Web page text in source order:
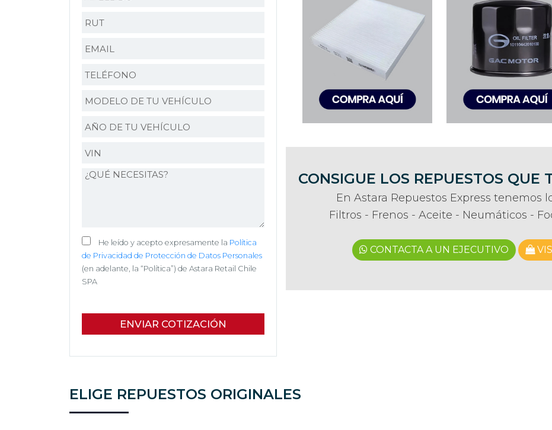
He leído y acepto expresamente la Política
de Privacidad de Protección de Datos Personales
(en adelante, la “Política”) de Astara Retail Chile
SPA
CONSIGUE LOS REPUESTOS QUE
En Astara Repuestos Express tenemos
Filtros - Frenos - Aceite - Neumáticos -
CONTACTA A UN EJECUTIVO
ELIGE REPUESTOS ORIGINALES